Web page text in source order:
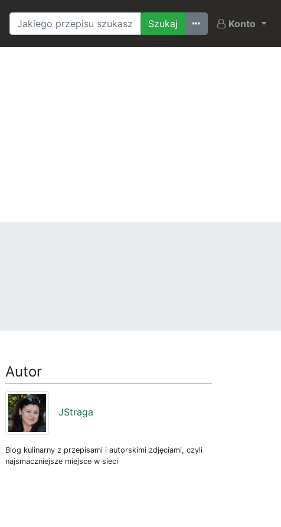
Ostatnio szukane
Konto
Autor
JStraga
Blog kulinarny z przepisami i autorskimi zdjęciami, czyli
najsmaczniejsze miejsce w sieci